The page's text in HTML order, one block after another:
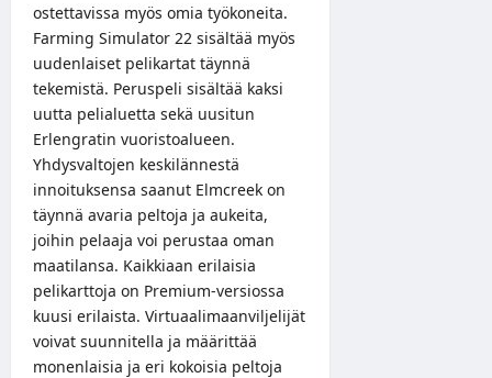
ostettavissa myös omia työkoneita.
Farming Simulator 22 sisältää myös
uudenlaiset pelikartat täynnä
tekemistä. Peruspeli sisältää kaksi
uutta pelialuetta sekä uusitun
Erlengratin vuoristoalueen.
Yhdysvaltojen keskilännestä
innoituksensa saanut Elmcreek on
täynnä avaria peltoja ja aukeita,
joihin pelaaja voi perustaa oman
maatilansa. Kaikkiaan erilaisia
pelikarttoja on Premium-versiossa
kuusi erilaista. Virtuaalimaanviljelijät
voivat suunnitella ja määrittää
monenlaisia ja eri kokoisia peltoja